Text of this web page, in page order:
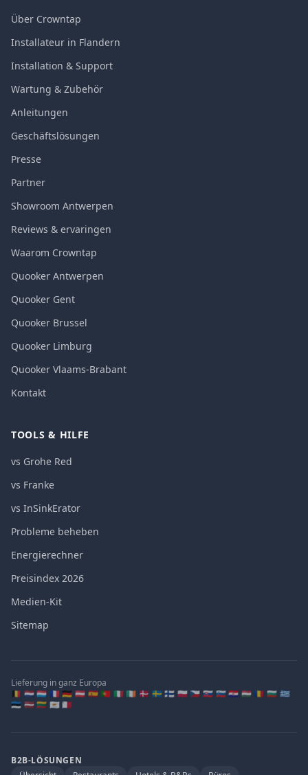
Über Crowntap
Installateur in Flandern
Installation & Support
Wartung & Zubehör
Anleitungen
Geschäftslösungen
Presse
Partner
Showroom Antwerpen
Reviews & ervaringen
Waarom Crowntap
Quooker Antwerpen
Quooker Gent
Quooker Brussel
Quooker Limburg
Quooker Vlaams-Brabant
Kontakt
TOOLS & HILFE
vs Grohe Red
vs Franke
vs InSinkErator
Probleme beheben
Energierechner
Preisindex 2026
Medien-Kit
Sitemap
Lieferung in ganz Europa
🇧🇪 🇳🇱 🇱🇺 🇫🇷 🇩🇪 🇦🇹 🇪🇸 🇵🇹 🇮🇹 🇮🇪 🇩🇰 🇸🇪 🇫🇮 🇵🇱 🇨🇿 🇸🇰 🇸🇮 🇭🇷 🇭🇺 🇷🇴 🇧🇬 🇬🇷
🇪🇪 🇱🇻 🇱🇹 🇨🇾 🇲🇹
B2B-LÖSUNGEN